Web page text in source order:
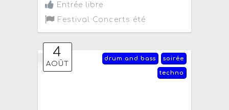
Entrée libre
Festival Concerts été
4
AOÛT
soirée
drum and bass
techno